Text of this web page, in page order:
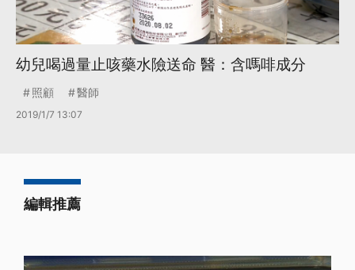
幼兒喝過量止咳藥水險送命 醫：含嗎啡成分
照顧 醫師
2019/1/7 13:07
編輯推薦